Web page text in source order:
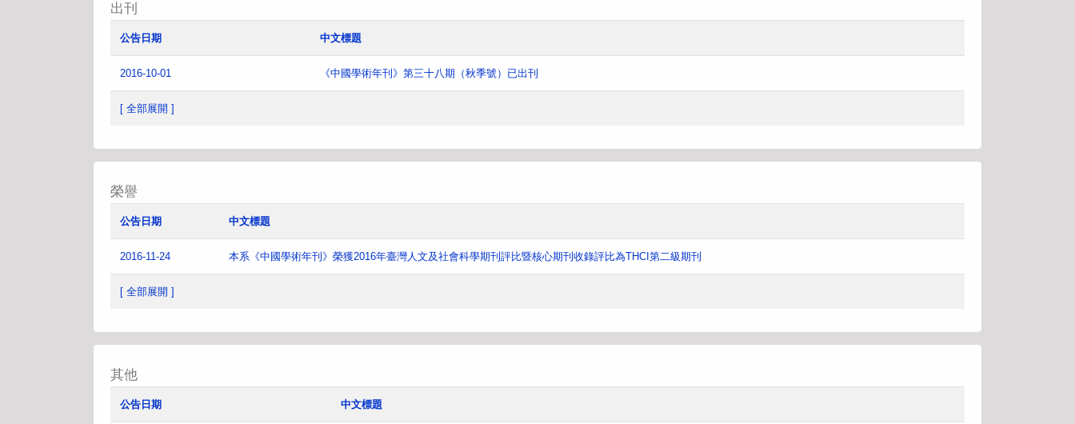
出刊
公告日期 中文標題
2016-10-01 《中國學術年刊》第三十八期（秋季號）已出刊
[ 全部展開 ]
榮譽
公告日期 中文標題
2016-11-24 本系《中國學術年刊》榮獲2016年臺灣人文及社會科學期刊評比暨核心期刊收錄評比為THCI第二級期刊
[ 全部展開 ]
其他
公告日期 中文標題